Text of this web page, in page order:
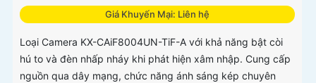
Giá Khuyến Mại: Liên hệ
Loại Camera KX-CAiF8004UN-TiF-A với khả năng bật còi
hú to và đèn nhấp nháy khi phát hiện xâm nhập. Cung cấp
nguồn qua dây mạng, chức năng ánh sáng kép chuyên